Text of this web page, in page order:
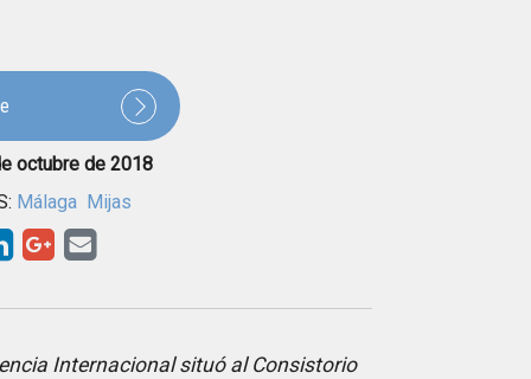
octubre de 2018
Málaga Mijas
Internacional situó al Consistorio